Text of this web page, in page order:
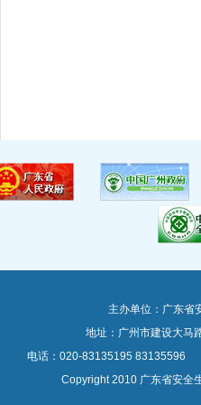
主办单位：广东
地址：广州市建设大
电话：020-83135195
Copyright 2010 广东省安全